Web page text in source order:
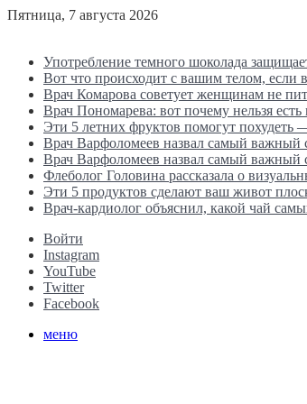
Пятница, 7 августа 2026
Употребление темного шоколада
Вот что происходит с вашим телом, если
Врач Комарова советует женщинам не
Врач Пономарева: вот почему нельзя есть
Эти 5 летних фруктов помогут похудеть
Врач Варфоломеев назвал самый важный
Врач Варфоломеев назвал самый важный
Флеболог Головина рассказала о
Эти 5 продуктов сделают ваш живот
Врач-кардиолог объяснил, какой чай
Войти
Instagram
YouTube
Twitter
Facebook
меню